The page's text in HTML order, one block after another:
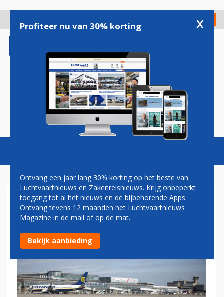
gaan
Check in
Magazine Podcasts Vacatures
SWISS BREIDT NETWERK UIT
MET BREMEN
Profiteer nu van 30% korting x
Ontvang een jaar lang 30% korting op het beste van
Luchtvaartnieuws en Zakenreisnieuws. Krijg onbeperkt
toegang tot al het nieuws en de bijbehorende Apps.
Ontvang tevens 12 maanden het Luchtvaartnieuws
Magazine in de mail of op de mat.
Bekijk aanbieding